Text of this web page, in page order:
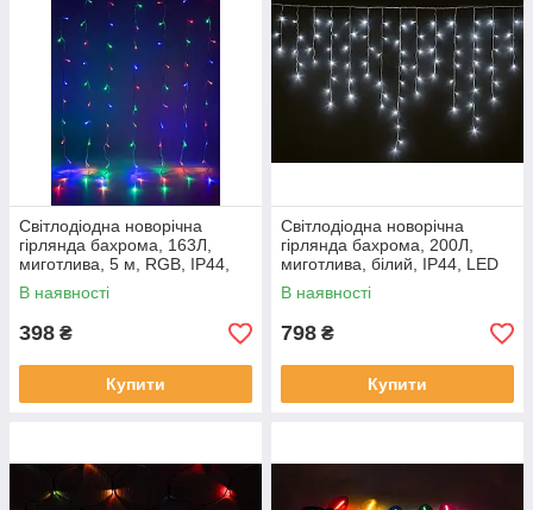
Світлодіодна новорічна
гірлянда бахрома, 163Л,
миготлива, 5 м, RGB, IP44,
LED (950149)
В наявності
398 ₴
Купити
Світлодіодна новорічна
гірлянда бахрома, 200Л,
миготлива, білий, IP44, LED
(950156)
В наявності
798 ₴
Купити